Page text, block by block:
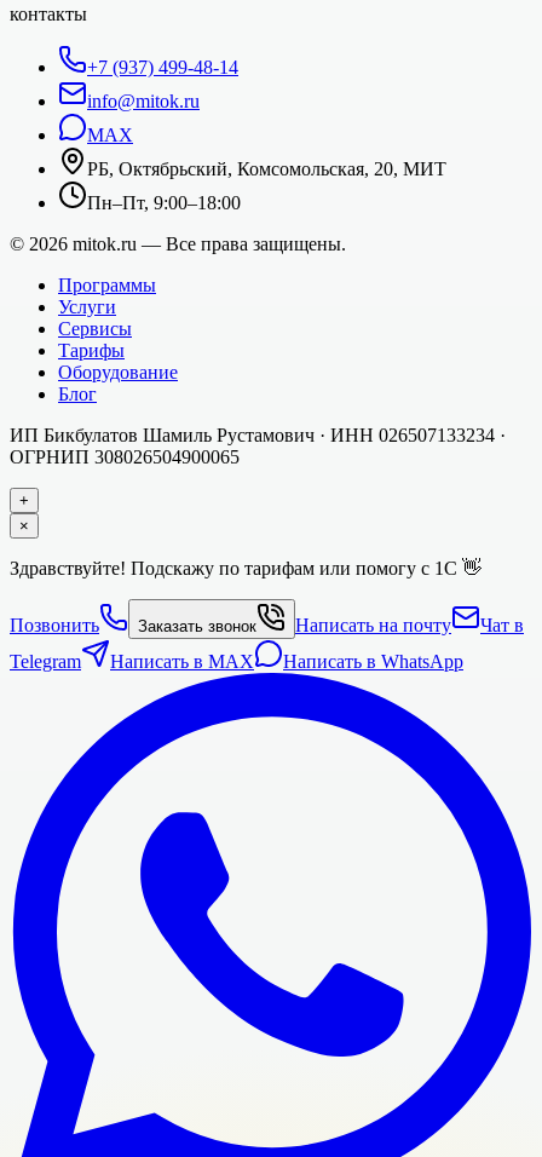
контакты
+7 (937) 499-48-14
info@mitok.ru
MAX
РБ, Октябрьский, Комсомольская, 20, МИТ
Пн–Пт, 9:00–18:00
© 2026 mitok.ru — Все права защищены.
Программы
Услуги
Сервисы
Тарифы
Оборудование
Блог
ИП Бикбулатов Шамиль Рустамович · ИНН 026507133234 ·
ОГРНИП 308026504900065
+
×
Здравствуйте! Подскажу по тарифам или помогу с 1С 👋
Позвонить Заказать звонок Написать на почту
Чат в
Telegram
Написать в MAX Написать в WhatsApp